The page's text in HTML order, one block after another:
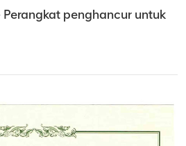
penghancur untuk